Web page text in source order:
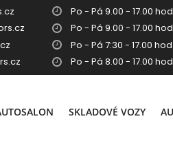
Po - Pá 9.00 - 17.00
Po - Pá 9.00 - 17.00
Po - Pá 7:30 - 17.00 hod.
Po - Pá 8.00 - 17.00
SKLADOVÉ VOZY